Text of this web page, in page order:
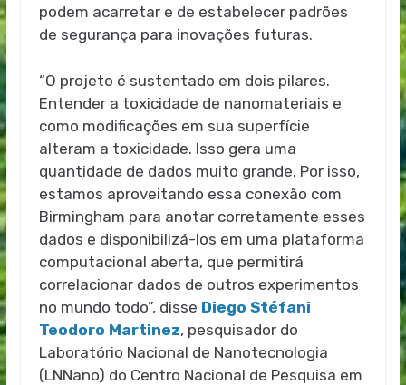
podem acarretar e de estabelecer padrões
de segurança para inovações futuras.
“O projeto é sustentado em dois pilares.
Entender a toxicidade de nanomateriais e
como modificações em sua superfície
alteram a toxicidade. Isso gera uma
quantidade de dados muito grande. Por isso,
estamos aproveitando essa conexão com
Birmingham para anotar corretamente esses
dados e disponibilizá-los em uma plataforma
computacional aberta, que permitirá
correlacionar dados de outros experimentos
no mundo todo”, disse Diego Stéfani
Teodoro Martinez, pesquisador do
Laboratório Nacional de Nanotecnologia
(LNNano) do Centro Nacional de Pesquisa em